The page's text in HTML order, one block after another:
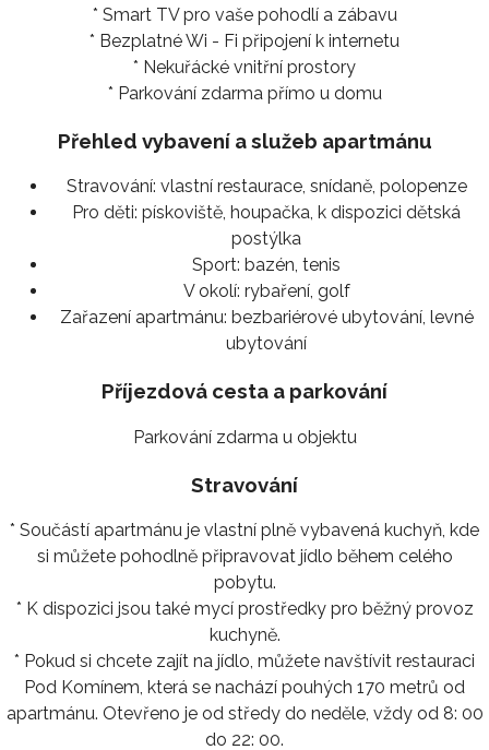
* Smart TV pro vaše pohodlí a zábavu
* Bezplatné Wi - Fi připojení k internetu
* Nekuřácké vnitřní prostory
* Parkování zdarma přímo u domu
Přehled vybavení a služeb apartmánu
Stravování: vlastní restaurace, snídaně, polopenze
Pro děti: pískoviště, houpačka, k dispozici dětská
postýlka
Sport: bazén, tenis
V okolí: rybaření, golf
Zařazení apartmánu: bezbariérové ubytování, levné
ubytování
Příjezdová cesta a parkování
Parkování zdarma u objektu
Stravování
* Součástí apartmánu je vlastní plně vybavená kuchyň, kde
si můžete pohodlně připravovat jídlo během celého
pobytu.
* K dispozici jsou také mycí prostředky pro běžný provoz
kuchyně.
* Pokud si chcete zajít na jídlo, můžete navštívit restauraci
Pod Komínem, která se nachází pouhých 170 metrů od
apartmánu. Otevřeno je od středy do neděle, vždy od 8: 00
do 22: 00.